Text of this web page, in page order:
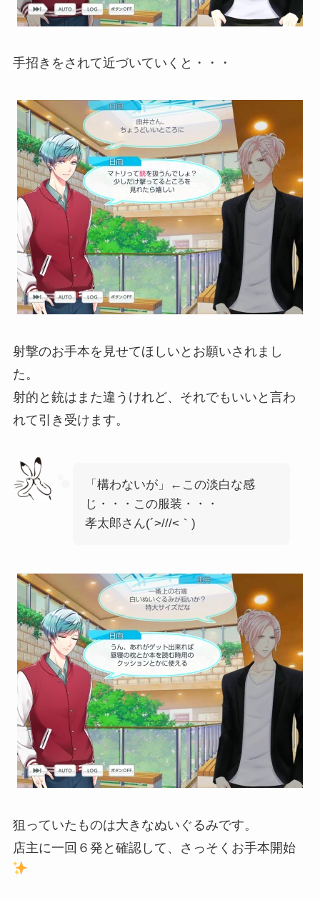
手招きをされて近づいていくと・・・
射撃のお手本を見せてほしいとお願いされまし
た。
射的と銃はまた違うけれど、それでもいいと言わ
れて引き受けます。
「構わないが」←この淡白な感
じ・・・この服装・・・
孝太郎さん(´>///<｀)
狙っていたものは大きなぬいぐるみです。
店主に一回６発と確認して、さっそくお手本開始